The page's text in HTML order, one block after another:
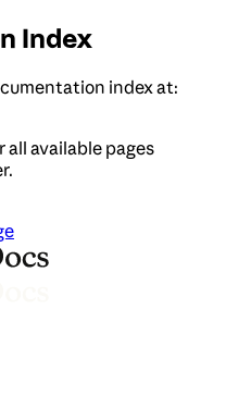
Index
index at:
available pages